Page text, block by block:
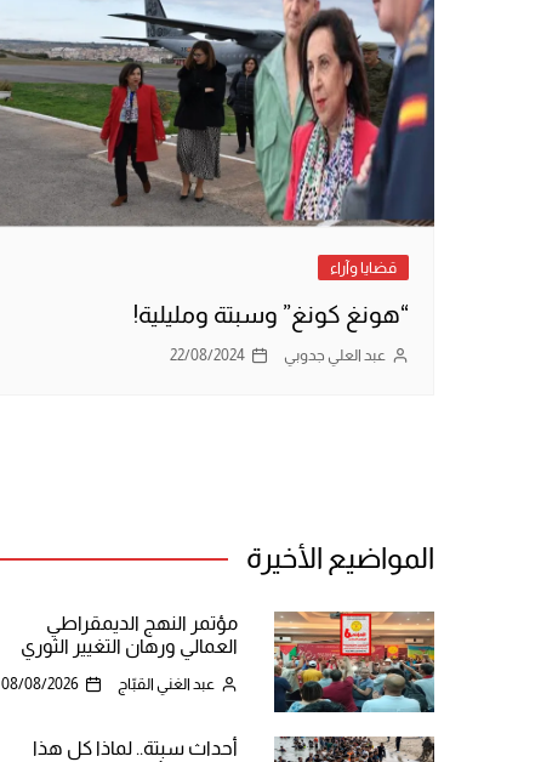
قضايا وآراء
“هونغ كونغ” وسبتة ومليلية!
عبد العلي جدوبي 22/08/2024
المواضيع الأخيرة
مؤتمر النهج الديمقراطي
العمالي ورهان التغيير الثوري
عبد الغني القبّاج 08/08/2026
أحداث سبتة.. لماذا كل هذا